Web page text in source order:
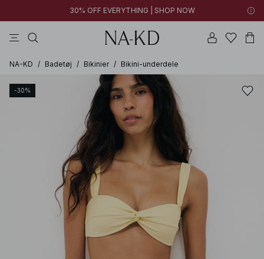
30% OFF EVERYTHING | SHOP NOW
NA-KD / Badetøj / Bikinier / Bikini-underdele
-30%